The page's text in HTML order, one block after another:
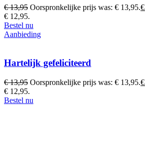
€13,95 Oorspronkelijke prijs was: € 13,95.€
€ 12,95.
Bestel nu
Aanbieding
Hartelijk gefeliciteerd
€13,95 Oorspronkelijke prijs was: € 13,95.€
€ 12,95.
Bestel nu